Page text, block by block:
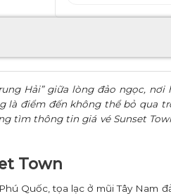
Hải” giữa lòng đảo ngọc,
điểm đến không thể bỏ qua
tìm thông tin giá vé Sunset
Town
Quốc, tọa lạc ở mũi Tây Nam